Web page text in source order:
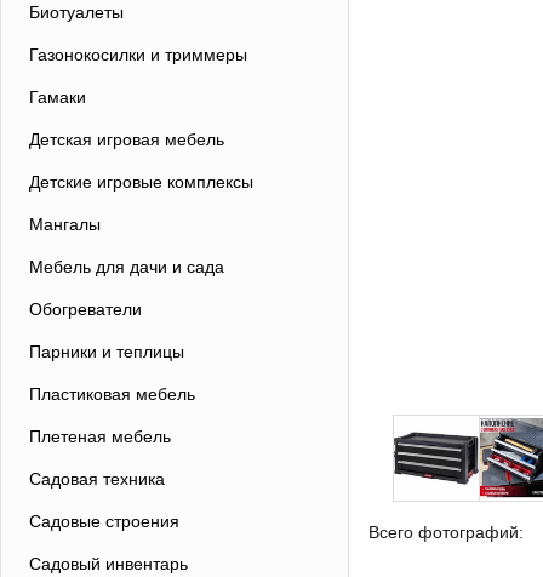
Биотуалеты
Газонокосилки и триммеры
Гамаки
Детская игровая мебель
Детские игровые комплексы
Мангалы
Мебель для дачи и сада
Обогреватели
Парники и теплицы
Пластиковая мебель
Плетеная мебель
Садовая техника
Садовые строения
Садовый инвентарь
Всего фотографий: